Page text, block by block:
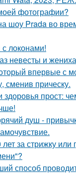
фотографии?
шоу Prada во
локонами!
невесты и
впервые с
сменив прическу.
здоровья прост:
душ -
за стрижку
способ